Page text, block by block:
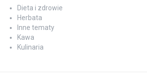
Dieta i zdrowie
Herbata
Inne tematy
Kawa
Kulinaria